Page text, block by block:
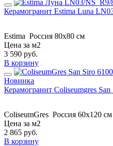
Керамогранит Estima Luna
Estima Россия 80x80 см
Цена за м2
3 590 руб.
В корзину
Новинка
Керамогранит Coliseumgres
ColiseumGres Россия 60x120 см
Цена за м2
2 865 руб.
В корзину